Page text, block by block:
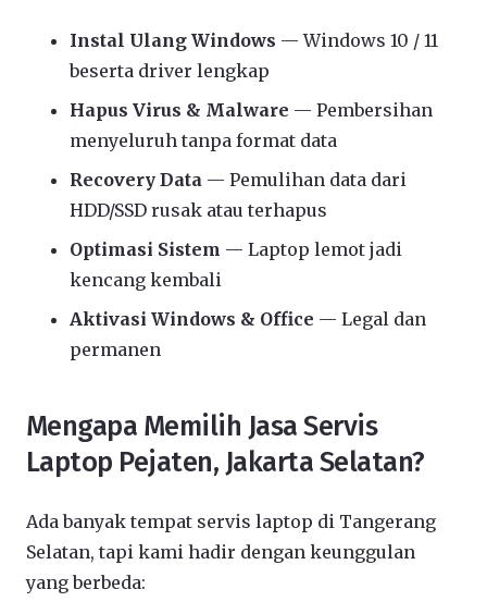
Instal Ulang Windows — Windows 10 / 11
beserta driver lengkap
Hapus Virus & Malware — Pembersihan
menyeluruh tanpa format data
Recovery Data — Pemulihan data dari
HDD/SSD rusak atau terhapus
Optimasi Sistem — Laptop lemot jadi
kencang kembali
Aktivasi Windows & Office — Legal dan
permanen
Mengapa Memilih Jasa Servis
Laptop Pejaten, Jakarta Selatan?
Ada banyak tempat servis laptop di Tangerang
Selatan, tapi kami hadir dengan keunggulan
yang berbeda: